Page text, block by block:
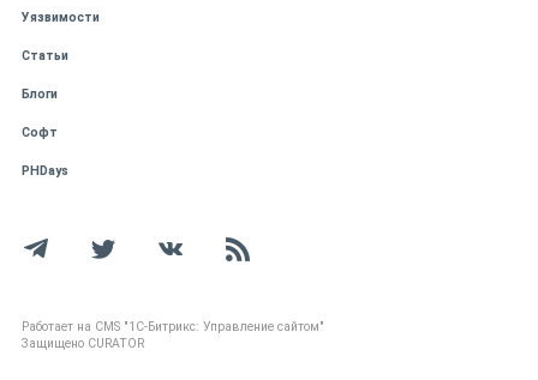
Уязвимости
Статьи
Блоги
Софт
PHDays
Работает на CMS "1С-Битрикс: Управление сайтом"
Защищено CURATOR